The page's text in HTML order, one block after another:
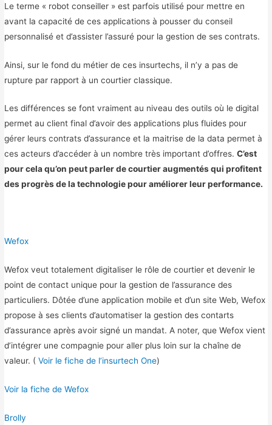
Le terme « robot conseiller » est parfois utilisé pour mettre en
avant la capacité de ces applications à pousser du conseil
personnalisé et d’assister l’assuré pour la gestion de ses contrats.
Ainsi, sur le fond du métier de ces insurtechs, il n’y a pas de
rupture par rapport à un courtier classique.
Les différences se font vraiment au niveau des outils où le digital
permet au client final d’avoir des applications plus fluides pour
gérer leurs contrats d’assurance et la maitrise de la data permet à
ces acteurs d’accéder à un nombre très important d’offres.C’est
pour cela qu’on peut parler de courtier augmentés qui profitent
des progrès de la technologie pour améliorer leur performance.
Wefox
Wefox veut totalement digitaliser le rôle de courtier et devenir le
point de contact unique pour la gestion de l’assurance des
particuliers. Dôtée d’une application mobile et d’un site Web, Wefox
propose à ses clients d’automatiser la gestion des contarts
d’assurance après avoir signé un mandat. A noter, que Wefox vient
d’intégrer une compagnie pour aller plus loin sur la chaîne de
valeur. ( Voir le fiche de l’insurtech One)
Voir la fiche de Wefox
Brolly